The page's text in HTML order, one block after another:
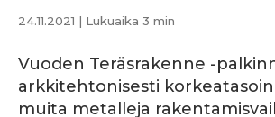
24.11.2021 | Lukuaika 3 min
Vuoden Teräsrakenne -
arkkitehtonisesti
muita metalleja